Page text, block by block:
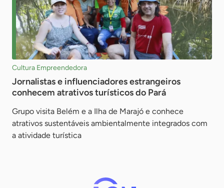
Cultura Empreendedora
Jornalistas e influenciadores estrangeiros
conhecem atrativos turísticos do Pará
Grupo visita Belém e a Ilha de Marajó e conhece
atrativos sustentáveis ambientalmente integrados com
a atividade turística